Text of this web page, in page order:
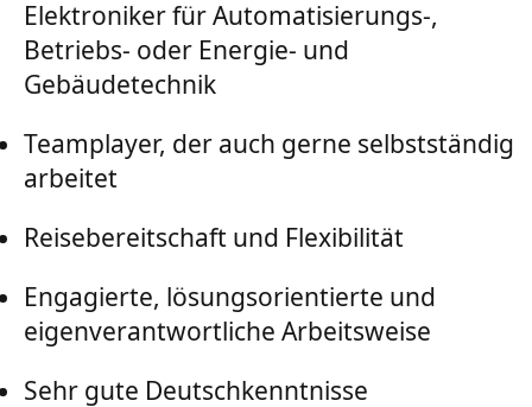
Elektroniker für Automatisierungs-,
Betriebs- oder Energie- und
Gebäudetechnik
Teamplayer, der auch gerne selbstständig
arbeitet
Reisebereitschaft und Flexibilität
Engagierte, lösungsorientierte und
eigenverantwortliche Arbeitsweise
Sehr gute Deutschkenntnisse